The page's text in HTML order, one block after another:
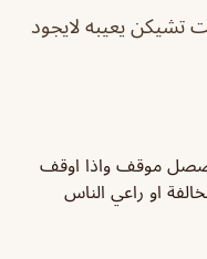
تشيكن يعيبه لايجود
موقف واذا اوقف
او راعي الناس